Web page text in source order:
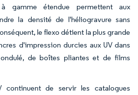
gamme étendue permettent aux
la densité de l'héliogravure sans
le flexo détient la plus grande
d'impression durcies aux UV dans
de boîtes pliantes et de films
continuent de servir les catalogues